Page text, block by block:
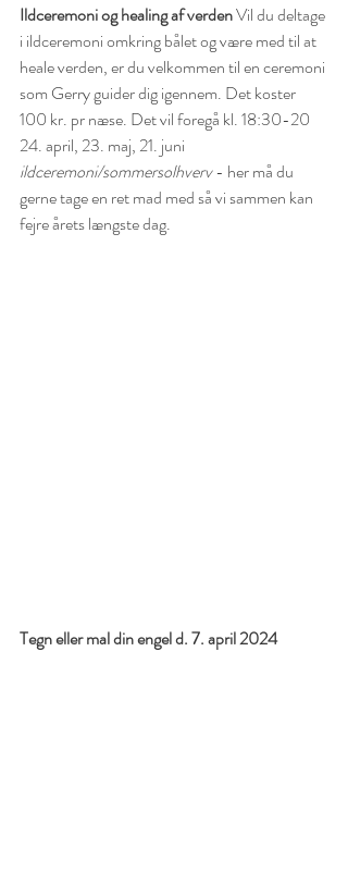
Ildceremoni og healing af verden Vil du deltage
i ildceremoni omkring bålet og være med til at
heale verden, er du velkommen til en ceremoni
som Gerry guider dig igennem. Det koster
100 kr. pr næse. Det vil foregå kl. 18:30-20
24. april, 23. maj, 21. juni
ildceremoni/sommersolhverv - her må du
gerne tage en ret mad med så vi sammen kan
fejre årets længste dag.
Tegn eller mal din engel d. 7. april 2024